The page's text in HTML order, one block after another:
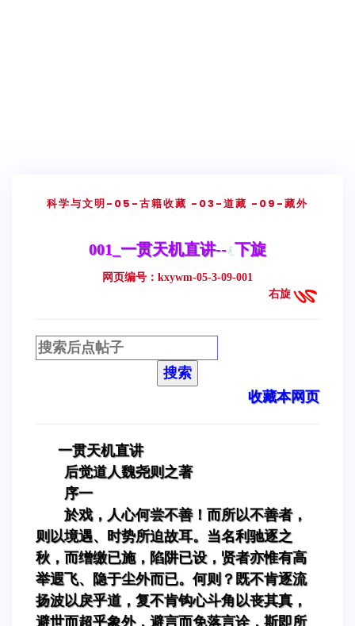
科学与文明-05-古籍收藏 -03-道藏 -09-藏外
001_一贯天机直讲-- 下旋
网页编号：kxywm-05-3-09-001
右旋
搜索
收藏本网页
一贯天机直讲
后觉道人魏尧则之著
序一
於戏，人心何尝不善！而所以不善者，
则以境遇、时势所迫故耳。当名利驰逐之
秋，而缯缴已施，陷阱已设，贤者亦惟有高
举遐飞、隐于尘外而已。何则？既不肯逐流
扬波以戾乎道，复不肯钩心斗角以丧其真，
避世而超乎象外，避言而免落言诠，斯即所